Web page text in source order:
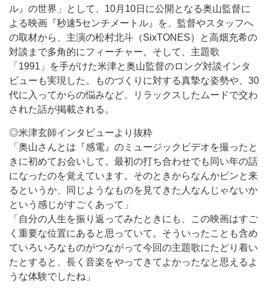
ル』の世界」として、10月10日に公開となる奥山監督に
よる映画『秒速5センチメートル』を、監督やスタッフへ
の取材から、主演の松村北斗（SixTONES）と高畑充希の
対談まで多角的にフィーチャー。そして、主題歌
「1991」を手がけた米津と奥山監督のロング対談インタ
ビューも実現した。ものづくりに対する真摯な姿勢や、30
代に入ってからの悩みなど、リラックスしたムードで交わ
された話が掲載される。
◎米津玄師インタビューより抜粋
「奥山さんとは『感電』のミュージックビデオを撮ったと
きに初めてお会いして。最初の打ち合わせでも同い年の話
になったのを覚えています。そのときからなんかピンと来
るというか、同じようなものを見てきた人なんじゃないか
という感じがすごくあって」
「自分の人生を振り返ってみたときにも、この映画はすご
く重要な位置にあると思っていて。そういったことも含め
ていろいろなものがつながって今回の主題歌にたどり着い
たとすると、長く音楽をやってきてよかったなと思えるよ
うな体験でしたね」